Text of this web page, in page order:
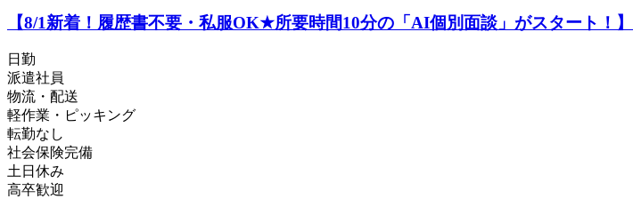
【8/1新着！履歴書不要・私服OK★所要時間10分の「AI個別面談」がスタート！
日勤
派遣社員
物流・配送
軽作業・ピッキング
転勤なし
社会保険完備
土日休み
高卒歓迎